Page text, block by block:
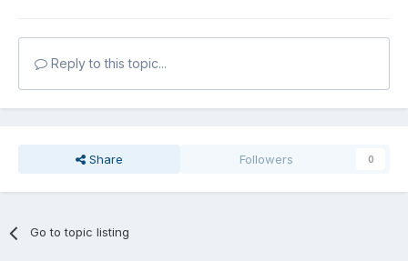
Reply to this topic...
Share Followers 0
Go to topic listing